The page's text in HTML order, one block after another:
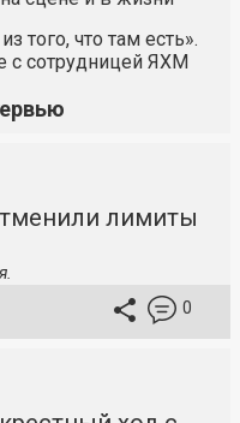
того, что там есть».
с сотрудницей ЯХМ
лимиты
0